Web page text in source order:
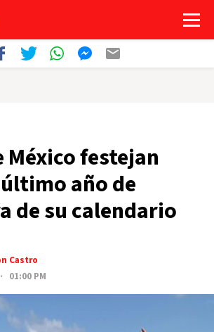
México festejan
año de
de su calendario
Castro
01:00 PM